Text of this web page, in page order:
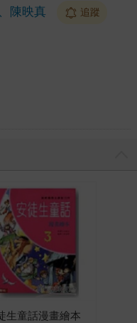
陳映真 追蹤
生童話漫畫繪本